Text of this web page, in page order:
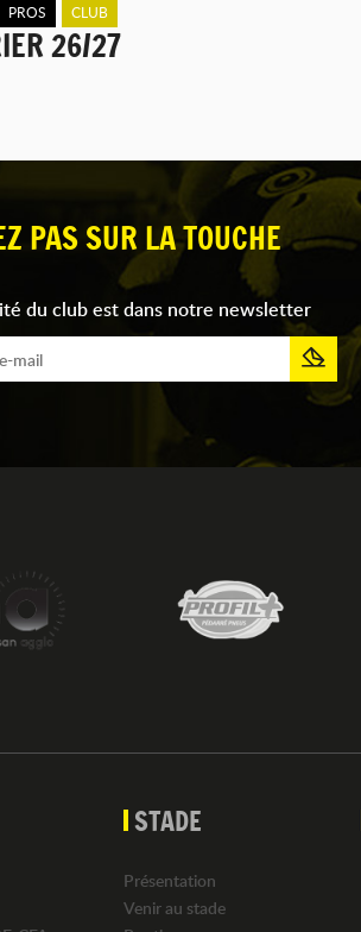
PROS CLUB
26/27
PAS SUR LA TOUCHE
du club est dans notre newsletter
STADE
Présentation
Venir au stade